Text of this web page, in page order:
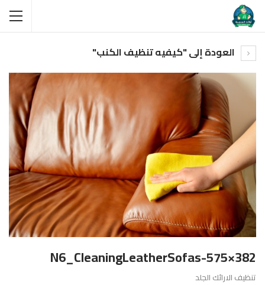
العودة إلى "كيفيه تنظيف الكنب"
N6_CleaningLeatherSofas-575×382
تنظيف الارائك الجلد